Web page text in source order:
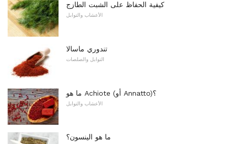
كيفية الحفاظ على الشبت الطازج
الأعشاب والتوابل
تندوري ماسالا
التوابل والصلصات
ما هو Achiote (أو Annatto)؟
الأعشاب والتوابل
ما هو الينسون؟